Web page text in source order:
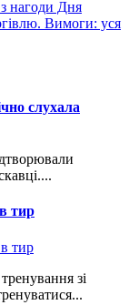
слухала
тир
зі